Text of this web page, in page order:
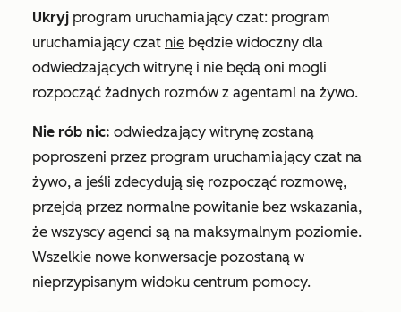
Ukryj program uruchamiający czat: program
uruchamiający czat nie będzie widoczny dla
odwiedzających witrynę i nie będą oni mogli
rozpocząć żadnych rozmów z agentami na żywo.
Nie rób nic: odwiedzający witrynę zostaną
poproszeni przez program uruchamiający czat na
żywo, a jeśli zdecydują się rozpocząć rozmowę,
przejdą przez normalne powitanie bez wskazania,
że wszyscy agenci są na maksymalnym poziomie.
Wszelkie nowe konwersacje pozostaną w
nieprzypisanym widoku centrum pomocy.